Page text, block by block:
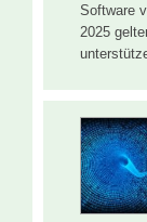
Software
2025